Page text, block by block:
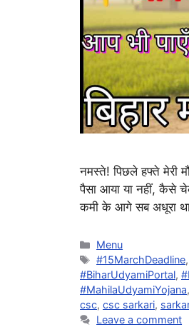
नमस्ते! पिछले हफ्ते मेरी
पैसा आया या नहीं, कैसे
कमी के आगे सब अधूरा
Categories
Menu
Tags
#15MarchDeadline
#BiharUdyamiPortal,
#MahilaUdyamiYojana,
csc, csc sarkari,
Leave a comment